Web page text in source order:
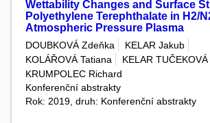
Wettability Changes and Surface
Polyethylene Terephthalate in H2/
Atmospheric Pressure Plasma
DOUBKOVÁ Zdeňka
KELAR Jakub
KOLÁŘOVÁ Tatiana
KELAR
KRUMPOLEC Richard
Konferenční abstrakty
Rok: 2019, druh: Konferenční abstrakty